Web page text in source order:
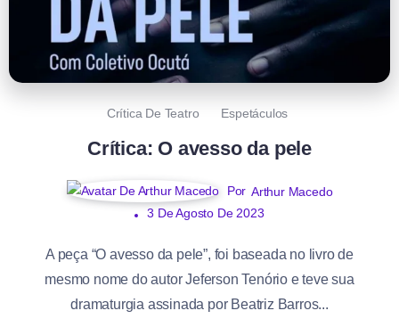
Crítica De Teatro Espetáculos
Crítica: O avesso da pele
Por Arthur Macedo
3 De Agosto De 2023
A peça “O avesso da pele”, foi baseada no livro de
mesmo nome do autor Jeferson Tenório e teve sua
dramaturgia assinada por Beatriz Barros...